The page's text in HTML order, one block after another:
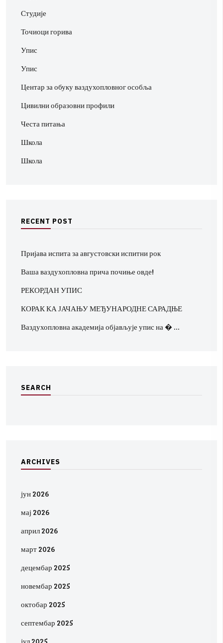
Студије
Точиоци горива
Упис
Упис
Центар за обуку ваздухопловног особља
Цивилни образовни профили
Честа питања
Школа
Школа
RECENT POST
Пријава испита за августовски испитни рок
Ваша ваздухопловна прича почиње овде!
РЕКОРДАН УПИС
КОРАК КА ЈАЧАЊУ МЕЂУНАРОДНЕ САРАДЊЕ
Ваздухопловна академија објављује упис на � …
SEARCH
ARCHIVES
јун 2026
мај 2026
април 2026
март 2026
децембар 2025
новембар 2025
октобар 2025
септембар 2025
јул 2025